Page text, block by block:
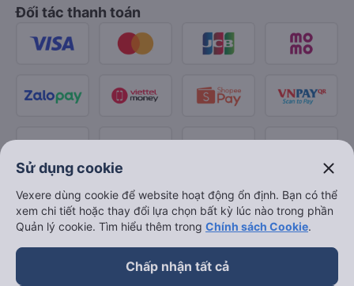
Đối tác thanh toán
Sử dụng cookie close
Vexere dùng cookie để website hoạt động ổn định. Bạn có thể
xem chi tiết hoặc thay đổi lựa chọn bất kỳ lúc nào trong phần
Quản lý cookie. Tìm hiểu thêm trong Chính sách Cookie.
Chấp nhận tất cả